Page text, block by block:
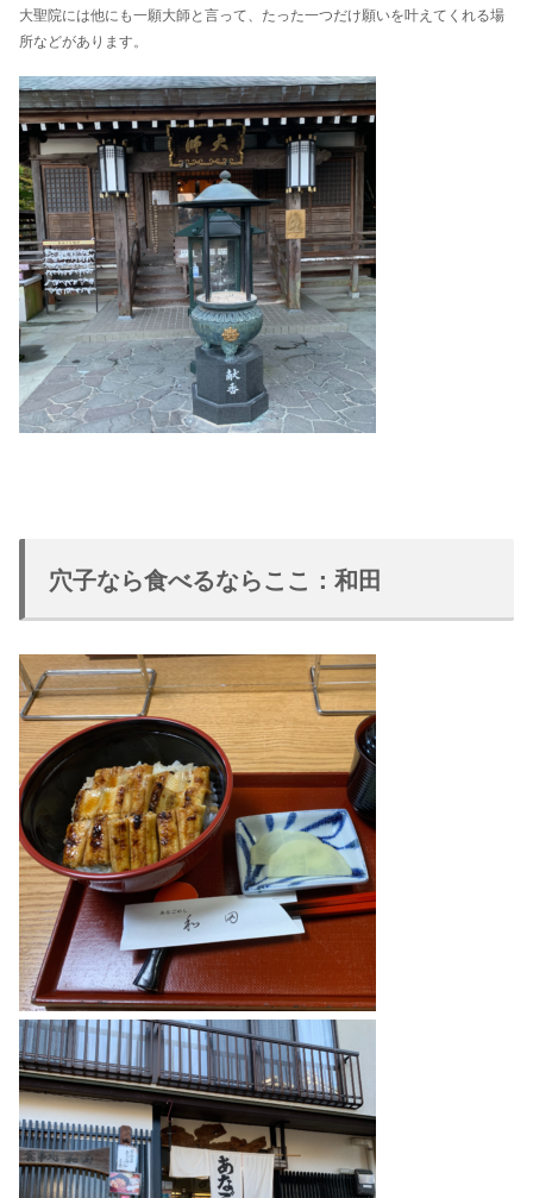
大聖院には他にも一願大師と言って、た った一つだけ願いを叶えてくれる場
所などがあります。
穴子なら食べるならここ：和田